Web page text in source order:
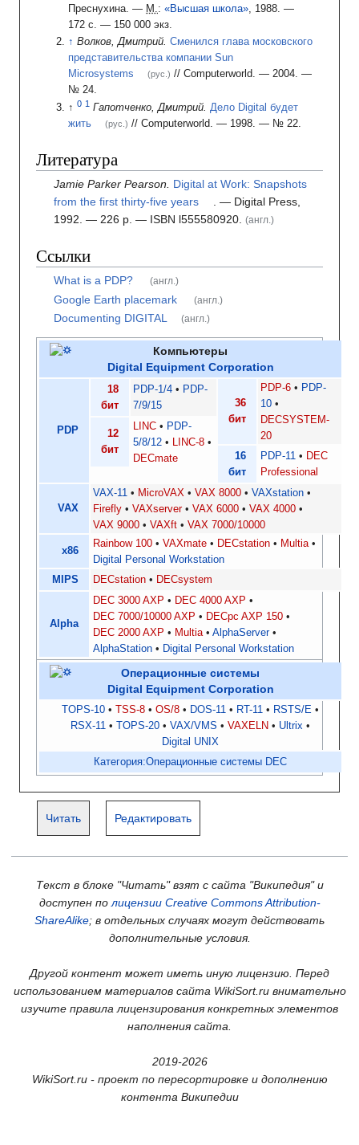
Преснухина. — М.:«Высшая школа», 1988. —
172 с. — 150 000 экз.
Волков, Дмитрий. Сменился глава московского
представительства компании Sun
Microsystems
(рус.) // Computerworld. — 2004. —
№ 24.
Гапотченко, Дмитрий. Дело Digital будет
жить
(рус.) // Computerworld. — 1998. — № 22.
Литература
Jamie Parker Pearson.
Digital at Work: Snapshots
from the first thirty-five years
— Digital Press,
1992. — 226 p. — ISBN l555580920. (англ.)
Ссылки
What is a PDP? (англ.)
Google Earth placemark (англ.)
Documenting DIGITAL (англ.)
Компьютеры
Digital Equipment Corporation
PDP
18
бит
PDP-1/4
PDP-
7/9/15
12
бит
LINC
PDP-
5/8/12
LINC-8
DECmate
36
бит
PDP-6
PDP-
10
DECSYSTEM-
20
16
бит
PDP-11
DEC
Professional
VAX
VAX-11 MicroVAX VAX 8000
VAXstation
Firefly
VAXserver VAX 6000
VAX 4000
VAX 9000
VAXft VAX 7000/10000
x86
Rainbow 100 VAXmate DECstation
Multia
Digital Personal Workstation
MIPS
DECstation DECsystem
Alpha
DEC 3000 AXP
DEC 4000 AXP
DEC 7000/10000 AXP
DECpc AXP 150
DEC 2000 AXP
Multia
AlphaServer
AlphaStation
Digital Personal Workstation
Операционные системы
Digital Equipment Corporation
TOPS-10 TSS-8 OS/8 DOS-11 RT-11
RSTS/E
RSX-11
TOPS-20 VAX/VMS VAXELN
Ultrix
Digital UNIX
Категория:Операционные системы DEC
Читать Редактировать
Текст в блоке "Читать" взят с сайта "Википедия" и
доступен полицензии Creative Commons Attribution-
ShareAlike; в отдельных случаях могут действовать
дополнительные условия.
Другой контент может иметь иную лицензию. Перед
использованием материалов сайта WikiSort.ru внимательно
изучите правила лицензирования конкретных элементов
наполнения сайта.
2019-2026
WikiSort.ru - проект по пересортировке и дополнению
контента Википедии